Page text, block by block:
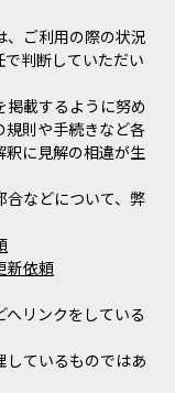
、ご利用の際の状況
判断していただい
載するように努め
規則や手続きなど各
に見解の相違が生
合などについて、弊
新依頼
へリンクをしている
しているものではあ